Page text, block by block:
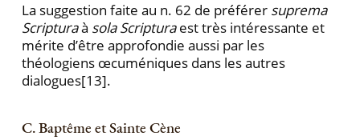
La suggestion faite au n. 62 de préférer suprema
Scripturaà sola Scripturaest très intéressante et
mérite d’être approfondie aussi par les
théologiens œcumé­niques dans les autres
dialogues[13].
C. Baptême et Sainte Cène